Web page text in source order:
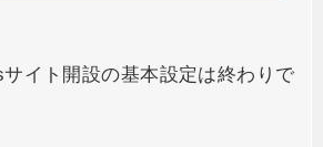
イト開設の基本設定は終わりで